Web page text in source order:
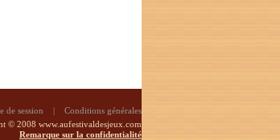
de session |
Conditions générales
© 2008 www.aufestivaldesjeux.com
Remarque sur la confidentialité